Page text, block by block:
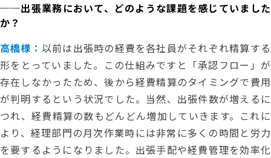
──出張業務において、どのような課題を感じていました
か？
高橋様： 以前は出張時の経費を各社員がそれぞれ精算する
形をとっていました。この仕組みですと「承認フロー」が
存在しなかったため、後から経費精算のタイミングで費用
が判明するという状況でした。当然、出張件数が増えるに
つれ、経費精算の数もどんどん増加していきます。これに
より、経理部門の月次作業時には非常に多くの時間と労力
を要するようになりました。出張手配や経費管理を効率化